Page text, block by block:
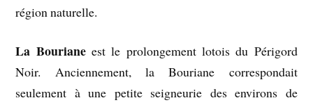
région naturelle.
La Bourianeest le prolongement lotois du Périgord
Noir. Anciennement, la Bouriane correspondait
seulement à une petite seigneurie des environs de